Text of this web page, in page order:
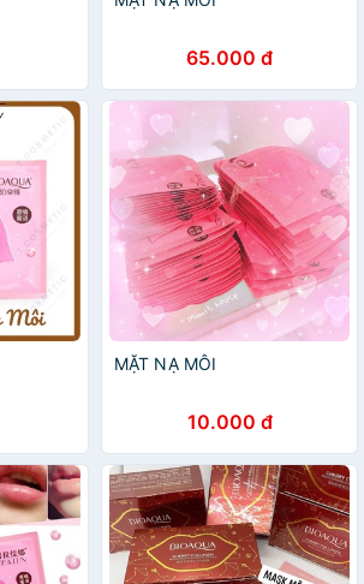
65.000 đ
MẶT NẠ MÔI
10.000 đ